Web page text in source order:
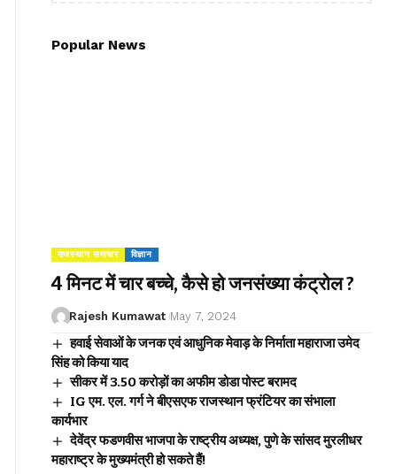
Popular News
राजस्थान समाचार विज्ञान
4 मिनट में चार बच्चे, कैसे हो जनसंख्या कंट्रोल ?
Rajesh Kumawat May 7, 2024
हवाई सेवाओं के जनक एवं आधुनिक मेवाड़ के निर्माता महाराजा उमेद
सिंह को किया याद
सीकर में 3.50 करोड़ों का अफीम डोडा पोस्ट बरामद
IG एम. एल. गर्ग ने बीएसएफ राजस्थान फ्रंटियर का संभाला
कार्यभार
देवेंद्र फडणवीस भाजपा के राष्ट्रीय अध्यक्ष, पुणे के सांसद मुरलीधर
महाराष्ट्र के मुख्यमंत्री हो सकते हैं!